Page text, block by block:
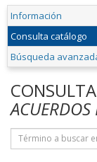
Información
Consulta catálogo
Búsqueda